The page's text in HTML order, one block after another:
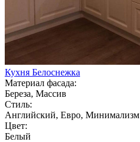
Кухня Белоснежка
Материал фасада:
Береза, Массив
Стиль:
Английский, Евро, Минимализм
Цвет:
Белый